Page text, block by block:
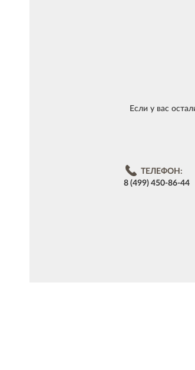
Если у вас
ТЕЛЕФОН:
8 (499) 450-86-44